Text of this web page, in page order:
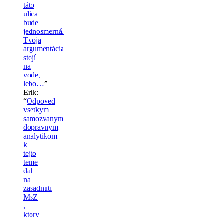
táto
ulica
bude
jednosmerná.
Tvoja
argumentácia
stojí
na
vode,
lebo…”
Erik:
“Odpoved
vsetkym
samozvanym
dopravnym
analytikom
k
tejto
teme
dal
na
zasadnuti
MsZ
,
ktory